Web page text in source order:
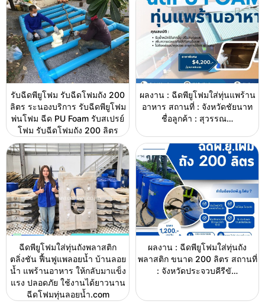
รับฉีดพียูโฟม รับฉีดโฟมถัง 200
ลิตร ระนองบริการ รับฉีดพียูโฟม
พ่นโฟม ฉีด PU Foam รับสเปรย์
โฟม รับฉีดโฟมถัง 200 ลิตร
ผลงาน : ฉีดพียูโฟมใส่ทุ่นแพร้าน
อาหาร สถานที่ : จังหวัดชัยนาท
ชื่อลูกค้า : สุวรรณ…
ฉีดพียูโฟมใส่ทุ่นถังพลาสติก
ตลิ่งชัน ฟื้นฟูแพลอยน้ำ บ้านลอย
น้ำ แพร้านอาหาร ให้กลับมาแข็ง
แรง ปลอดภัย ใช้งานได้ยาวนาน
ฉีดโฟมทุ่นลอยน้ำ.com
ผลงาน : ฉีดพียูโฟมใส่ทุ่นถัง
พลาสติก ขนาด 200 ลิตร สถานที่
: จังหวัดประจวบคีรีขั…